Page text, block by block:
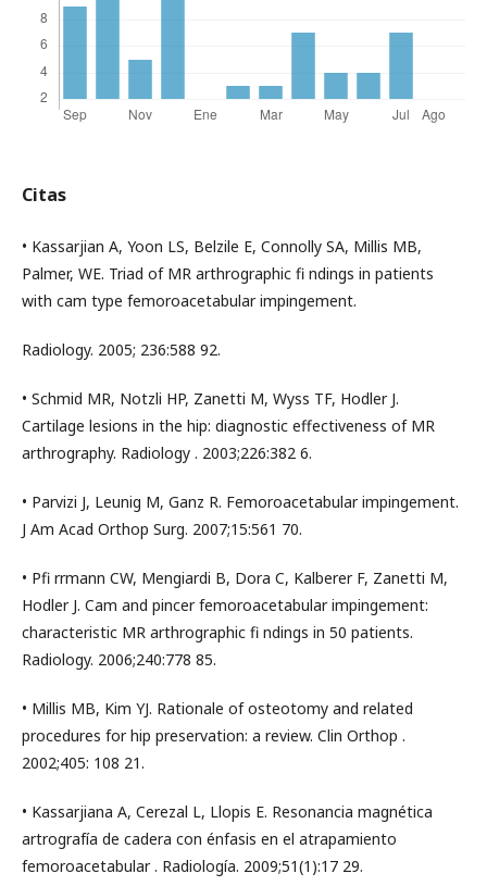
Citas
• Kassarjian A, Yoon LS, Belzile E, Connolly SA, Millis MB,
Palmer, WE. Triad of MR arthrographic fi ndings in patients
with cam type femoroacetabular impingement.
Radiology. 2005; 236:588 92.
• Schmid MR, Notzli HP, Zanetti M, Wyss TF, Hodler J.
Cartilage lesions in the hip: diagnostic effectiveness of MR
arthrography. Radiology . 2003;226:382 6.
• Parvizi J, Leunig M, Ganz R. Femoroacetabular impingement.
J Am Acad Orthop Surg. 2007;15:561 70.
• Pfi rrmann CW, Mengiardi B, Dora C, Kalberer F, Zanetti M,
Hodler J. Cam and pincer femoroacetabular impingement:
characteristic MR arthrographic fi ndings in 50 patients.
Radiology. 2006;240:778 85.
• Millis MB, Kim YJ. Rationale of osteotomy and related
procedures for hip preservation: a review. Clin Orthop .
2002;405: 108 21.
• Kassarjiana A, Cerezal L, Llopis E. Resonancia magnética
artrografía de cadera con énfasis en el atrapamiento
femoroacetabular . Radiología. 2009;51(1):17 29.